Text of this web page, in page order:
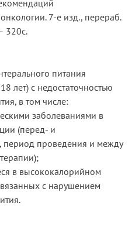
7-е изд., перераб.
320с.
питания
лет) с недостаточностью
в том числе:
заболеваниями в
(перед- и
проведения и между
в высококалорийном
с нарушением